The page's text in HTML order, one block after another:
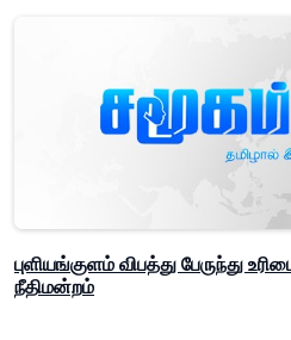
புளியங்குளம் விபத்து பேருந்து
நீதிமன்றம்